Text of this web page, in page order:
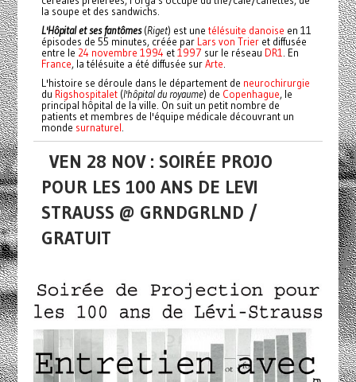
la soupe et des sandwichs.
L'Hôpital et ses fantômes(Riget) est une télésuite danoise en 11
épisodes de 55 minutes, créée par Lars von Trieret diffusée
entre le 24 novembre 1994 et1997 sur le réseau DR1
. En
France, la télésuite a été diffusée surArte
L'histoire se déroule dans le département de neurochirurgie
du Rigshospitalet(l'hôpital du royaume) de Copenhague, le
principal hôpital de la ville. On suit un petit nombre de
patients et membres de l'équipe médicale découvrant un
monde surnaturel
VEN 28 NOV : SOIRÉE PROJO
POUR LES 100 ANS DE LEVI
STRAUSS @ GRNDGRLND /
GRATUIT